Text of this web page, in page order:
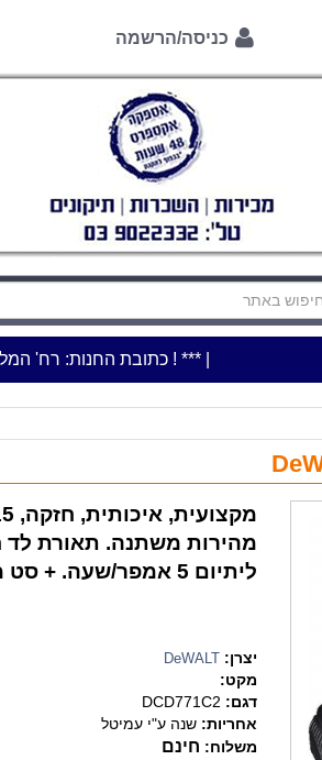
כניסה/הרשמה
***כתובת החנות: רח' המלאכה 2, ביתן 8 (כניסה מרח' עמל 5) א.ת.פארק אפק, ראש העין***
ליתיום 5 אמפר/שעה. + סט מקדחים - מתנה!
יצרן:DeWALT
מקט:
דגם: DCD771C2
אחריות:שנה ע"י עמיטל
משלוח: חינם